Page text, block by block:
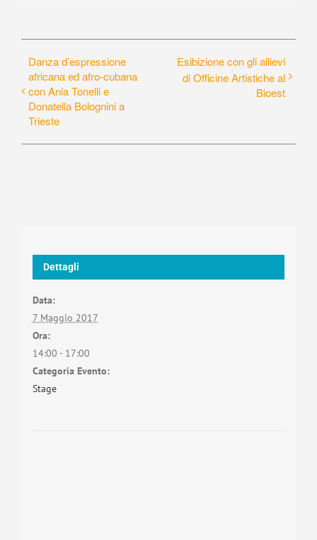
Danza d’espressione
africana ed afro-cubana
con Ania Tonelli e
Donatella Bolognini a
Trieste
Esibizione con gli allievi
di Officine Artistiche al
Bioest
Dettagli
Data:
7 Maggio 2017
Ora:
14:00 - 17:00
Categoria Evento:
Stage